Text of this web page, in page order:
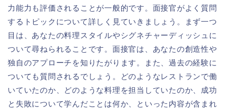
力能力も評価されることが一般的です。面接官がよく質問
するトピックについて詳しく見ていきましょう。まず一つ
目は、あなたの料理スタイルやシグネチャーディッシュに
ついて尋ねられることです。面接官は、あなたの創造性や
独自のアプローチを知りたがります。また、過去の経験に
ついても質問されるでしょう。どのようなレストランで働
いていたのか、どのような料理を担当していたのか、成功
と失敗について学んだことは何か、といった内容が含まれ